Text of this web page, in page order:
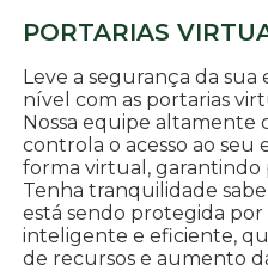
PORTARIAS
Leve a segurança da
nível com as portarias
Nossa equipe altamente
controla o acesso ao seu
forma virtual, garantindo
Tenha tranquilidade
está sendo protegida
inteligente e eficiente,
de recursos e aumento